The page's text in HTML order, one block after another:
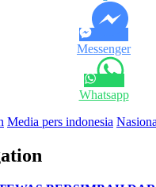
Messenger
Whatsapp
Media pers indonesia